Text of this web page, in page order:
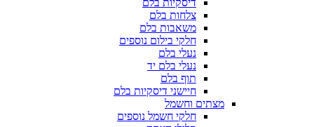
דיסקיות בלם
צלחות בלם
משאבות בלם
חלקי בילום נוספים
נעלי בלם
נעלי בלם יד
תוף בלם
חיישני דיסקיות בלם
מצתים וחשמל
חלקי חשמל נוספים